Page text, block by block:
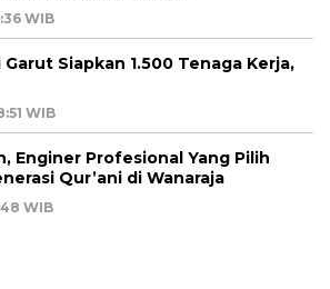
WIB
Siapkan 1.500 Tenaga Kerja,
WIB
Enginer Profesional Yang Pilih
Qur’ani di Wanaraja
WIB